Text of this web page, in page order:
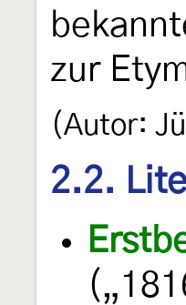
zur
(Autor:
2.2.